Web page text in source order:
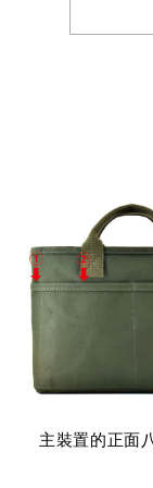
主裝置的正面